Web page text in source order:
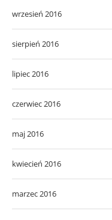
wrzesień 2016
sierpień 2016
lipiec 2016
czerwiec 2016
maj 2016
kwiecień 2016
marzec 2016